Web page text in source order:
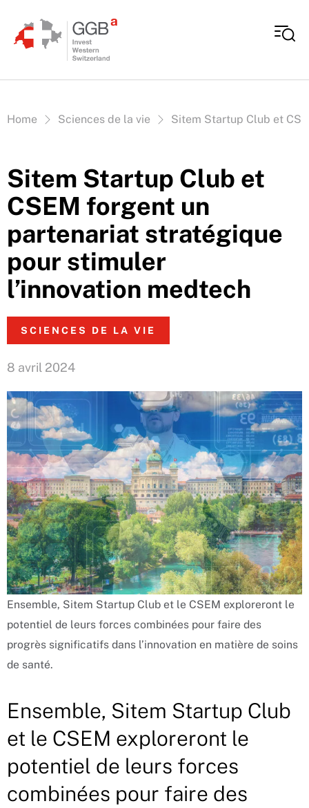
Vous êtes ici:
Home Sciences de la vie Sitem Startup Club et
Sitem Startup Club et
CSEM forgent un
partenariat stratégique
pour stimuler
l’innovation medtech
SCIENCES DE LA VIE
8 avril 2024
Ensemble, Sitem Startup Club et le CSEM exploreront le
potentiel de leurs forces combinées pour faire des
progrès significatifs dans l’innovation en matière de soins
de santé.
Ensemble, Sitem Startup Club
et le CSEM exploreront le
potentiel de leurs forces
combinées pour faire des